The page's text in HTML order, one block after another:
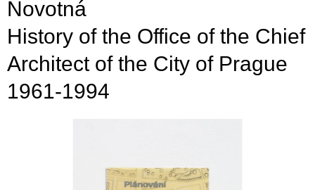
Novotná
History of the Office of the Chief
Architect of the City of Prague
1961-1994
g
f
o
r
?